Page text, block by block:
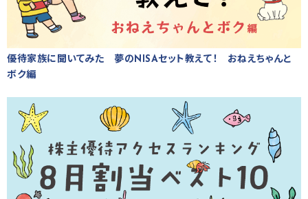
優待家族に聞いてみた 夢のNISAセット教えて！ おねえちゃんと
ボク編